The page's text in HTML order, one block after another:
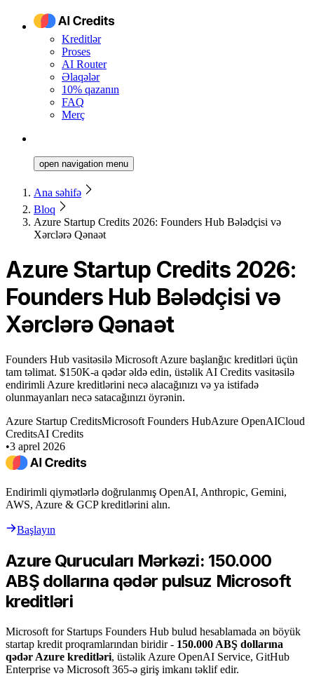
Kreditlər
Proses
AI Router
Əlaqələr
10% qazanın
FAQ
Merç
open navigation menu
Ana səhifə
Bloq
Azure Startup Credits 2026: Founders Hub Bələdçisi və
Xərclərə Qənaət
Azure Startup Credits 2026:
Founders Hub Bələdçisi və
Xərclərə Qənaət
Founders Hub vasitəsilə Microsoft Azure başlanğıc kreditləri üçün
tam təlimat. $150K-a qədər əldə edin, üstəlik AI Credits vasitəsilə
endirimli Azure kreditlərini necə alacağınızı və ya istifadə
olunmayanları necə satacağınızı öyrənin.
Azure Startup CreditsMicrosoft Founders HubAzure OpenAICloud
CreditsAI Credits
•3 aprel 2026
Endirimli qiymətlərlə doğrulanmış OpenAI, Anthropic, Gemini,
AWS, Azure & GCP kreditlərini alın.
Başlayın
Azure Qurucuları Mərkəzi: 150.000
ABŞ dollarına qədər pulsuz Microsoft
kreditləri
Microsoft for Startups Founders Hub bulud hesablamada ən böyük
startap kredit proqramlarından biridir - 150.000 ABŞ dollarına
qədər Azure kreditləri, üstəlik Azure OpenAI Service, GitHub
Enterprise və Microsoft 365-ə giriş imkanı təklif edir.